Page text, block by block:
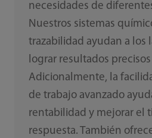
necesidades de
Nuestros sistemas
trazabilidad ayudan a los
lograr resultados
Adicionalmente, la
de trabajo avanzado
rentabilidad y mejorar el
respuesta. También